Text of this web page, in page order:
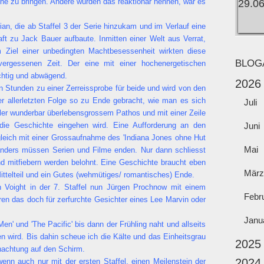
die ab Staffel 3 der Serie hinzukam und im Verlauf eine
zu Jack Bauer aufbaute. Inmitten einer Welt aus Verrat,
einer unbedingten Machtbesessenheit wirkten diese
Zeit. Der eine mit einer hochenergetischen
und abwägend.
zu einer Zerreissprobe für beide und wird von den
allerletzten Folge so zu Ende gebracht, wie man es sich
wunderbar überlebensgrossem Pathos und mit einer Zeile
Geschichte eingehen wird. Eine Aufforderung an den
mit einer Grossaufnahme des 'Indiana Jones ohne Hut
müssen Serien und Filme enden. Nur dann schliesst
mitfiebern werden belohnt. Eine Geschichte braucht eben
und ein Gutes (wehmütiges/ romantisches) Ende.
in der 7. Staffel nun Jürgen Prochnow mit einem
das doch für zerfurchte Gesichter eines Lee Marvin oder
und 'The Pacific' bis dann der Frühling naht und allseits
wird. Bis dahin scheue ich die Kälte und das Einheitsgrau
auf den Schirm.
auch nur mit der ersten Staffel, einen Meilenstein der
2026
Juli
Juni
Mai
März
2025